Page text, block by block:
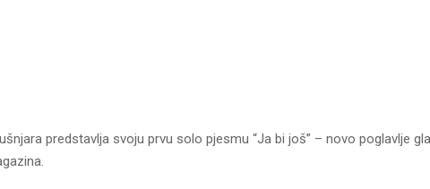
predstavlja svoju prvu solo pjesmu “Ja bi još” – novo poglavlje